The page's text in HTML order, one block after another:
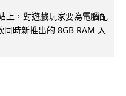
上，對遊戲玩家要為電腦配
時新推出的 8GB RAM 入